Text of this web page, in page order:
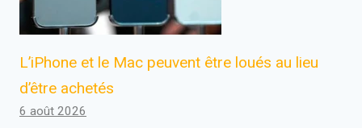
L’iPhone et le Mac peuvent être loués au lieu
d’être achetés
6 août 2026